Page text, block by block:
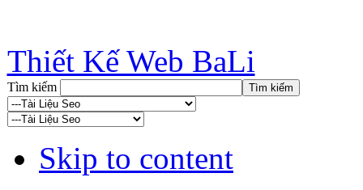
Thiết Kế Web BaLi
Tìm kiếm
Skip to content